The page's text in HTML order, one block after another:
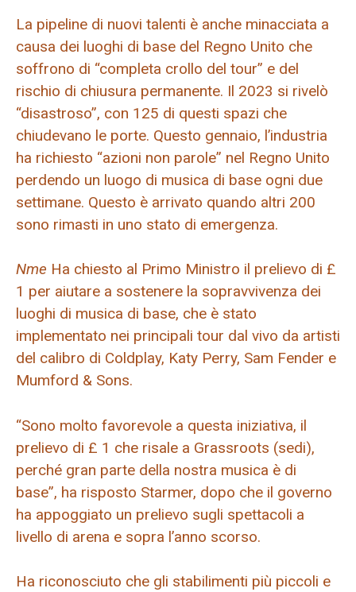
La pipeline di nuovi talenti è anche minacciata a
causa dei luoghi di base del Regno Unito che
soffrono di “completa crollo del tour” e del
rischio di chiusura permanente. Il 2023 si rivelò
“disastroso”, con 125 di questi spazi che
chiudevano le porte. Questo gennaio, l’industria
ha richiesto “azioni non parole” nel Regno Unito
perdendo un luogo di musica di base ogni due
settimane. Questo è arrivato quando altri 200
sono rimasti in uno stato di emergenza.
Nme Ha chiesto al Primo Ministro il prelievo di £
1 per aiutare a sostenere la sopravvivenza dei
luoghi di musica di base, che è stato
implementato nei principali tour dal vivo da artisti
del calibro di Coldplay, Katy Perry, Sam Fender e
Mumford & Sons.
“Sono molto favorevole a questa iniziativa, il
prelievo di £ 1 che risale a Grassroots (sedi),
perché gran parte della nostra musica è di
base”, ha risposto Starmer, dopo che il governo
ha appoggiato un prelievo sugli spettacoli a
livello di arena e sopra l’anno scorso.
Ha riconosciuto che gli stabilimenti più piccoli e